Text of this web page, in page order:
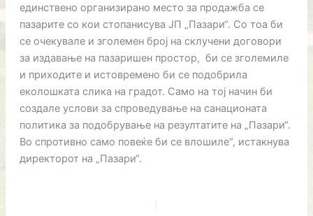
единствено организирано место за продажба се
пазарите со кои стопанисува ЈП „Пазари“. Со тоа би
се очекувале и зголемен број на склучени договори
за издавање на пазаришен простор, би се зголемиле
и приходите и истовремено би се подобрила
еколошката слика на градот. Само на тој начин би
создале услови за спроведување на санационата
политика за подобрување на резултатите на „Пазари“.
Во спротивно само повеќе би се влошиле“, истакнува
директорот на „Пазари“.